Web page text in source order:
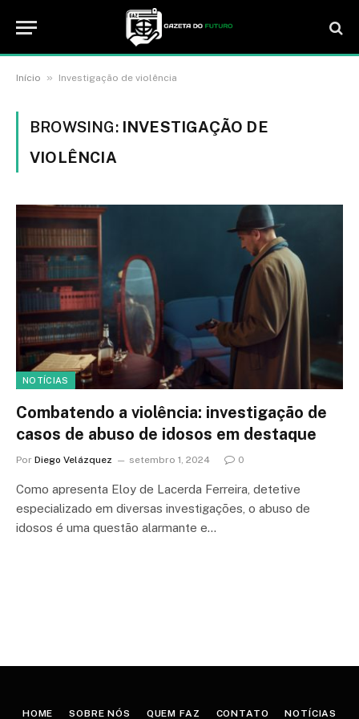
Início » Investigação de violência
BROWSING: INVESTIGAÇÃO DE
VIOLÊNCIA
NOTÍCIAS
Combatendo a violência: investigação de
casos de abuso de idosos em destaque
Por Diego Velázquez setembro 1, 2024 0
Como apresenta Eloy de Lacerda Ferreira, detetive
especializado em diversas investigações, o abuso de
idosos é uma questão alarmante e…
HOME SOBRE NÓS QUEM FAZ CONTATO NOTÍCIAS